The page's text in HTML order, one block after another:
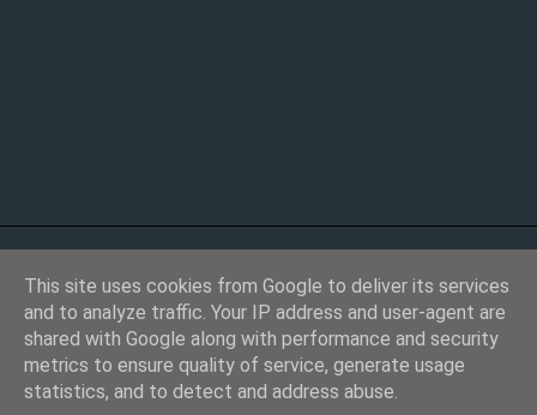
Nodrošina Blogger
This site uses cookies from Google to deliver its services
and to analyze traffic. Your IP address and user-agent are
shared with Google along with performance and security
metrics to ensure quality of service, generate usage
statistics, and to detect and address abuse.